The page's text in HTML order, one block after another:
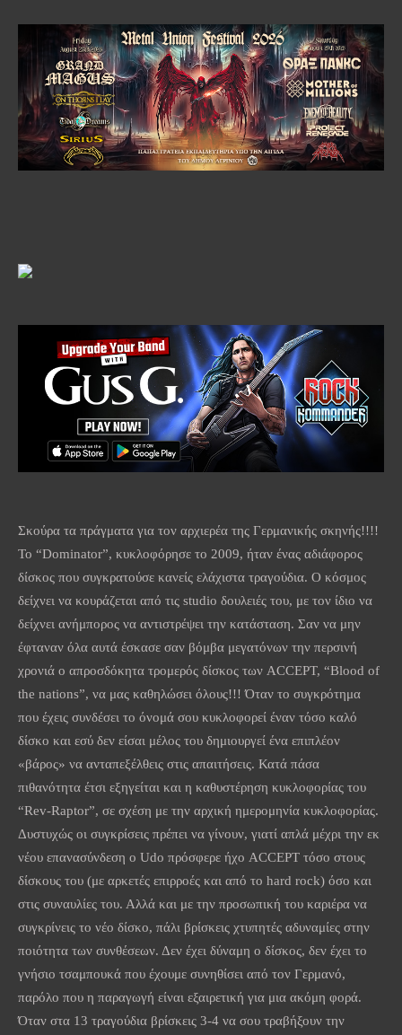
Σκούρα τα πράγματα για τον αρχιερέα της Γερμανικής σκηνής!!!!
Το “Dominator”, κυκλοφόρησε το 2009, ήταν ένας αδιάφορος
δίσκος που συγκρατούσε κανείς ελάχιστα τραγούδια. Ο κόσμος
δείχνει να κουράζεται από τις studio δουλειές του, με τον ίδιο να
δείχνει ανήμπορος να αντιστρέψει την κατάσταση. Σαν να μην
έφταναν όλα αυτά έσκασε σαν βόμβα μεγατόνων την περσινή
χρονιά ο απροσδόκητα τρομερός δίσκος των ACCEPT, “Blood of
the nations”, να μας καθηλώσει όλους!!! Όταν το συγκρότημα
που έχεις συνδέσει το όνομά σου κυκλοφορεί έναν τόσο καλό
δίσκο και εσύ δεν είσαι μέλος του δημιουργεί ένα επιπλέον
«βάρος» να ανταπεξέλθεις στις απαιτήσεις. Κατά πάσα
πιθανότητα έτσι εξηγείται και η καθυστέρηση κυκλοφορίας του
“Rev-Raptor”, σε σχέση με την αρχική ημερομηνία κυκλοφορίας.
Δυστυχώς οι συγκρίσεις πρέπει να γίνουν, γιατί απλά μέχρι την εκ
νέου επανασύνδεση ο Udo πρόσφερε ήχο ACCEPT τόσο στους
δίσκους του (με αρκετές επιρροές και από το hard rock) όσο και
στις συναυλίες του. Αλλά και με την προσωπική του καριέρα να
συγκρίνεις το νέο δίσκο, πάλι βρίσκεις χτυπητές αδυναμίες στην
ποιότητα των συνθέσεων. Δεν έχει δύναμη ο δίσκος, δεν έχει το
γνήσιο τσαμπουκά που έχουμε συνηθίσει από τον Γερμανό,
παρόλο που η παραγωγή είναι εξαιρετική για μια ακόμη φορά.
Όταν στα 13 τραγούδια βρίσκεις 3-4 να σου τραβήξουν την